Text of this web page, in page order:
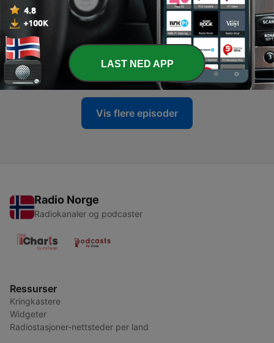
102 - O kryzysie w pudełkowie
01 juli 2026
101 - Odpowiadamy na pytania słuchaczy
17 juni 2026
Vis flere episoder
Radio Norge
Radiokanaler og podcaster
Ressurser
Kringkastere
Widgeter
Radiostasjoner-nettsteder per land
LAST NED APP